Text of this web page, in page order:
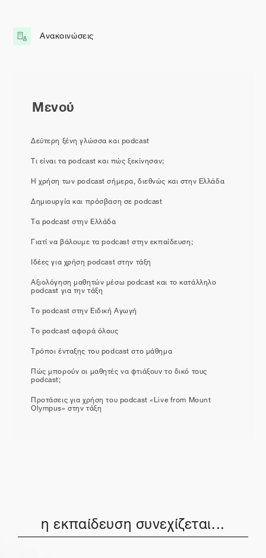
Ανακοινώσεις
Φόρουμ
Μενού
Δεύτερη ξένη γλώσσα και podcast
Τι είναι τα podcast και πώς ξεκίνησαν;
Η χρήση των podcast σήμερα, διεθνώς και στην Ελλάδα
Δημιουργία και πρόσβαση σε podcast
Τα podcast στην Ελλάδα
Γιατί να βάλουμε τα podcast στην εκπαίδευση;
Ιδέες για χρήση podcast στην τάξη
Αξιολόγηση μαθητών μέσω podcast και το κατάλληλο
podcast για την τάξη
Το podcast στην Ειδική Αγωγή
Το podcast αφορά όλους
Τρόποι ένταξης του podcast στο μάθημα
Πώς μπορούν οι μαθητές να φτιάξουν το δικό τους
podcast;
Προτάσεις για χρήση του podcast «Live from Mount
Olympus» στην τάξη
η εκπαίδευση συνεχίζεται...